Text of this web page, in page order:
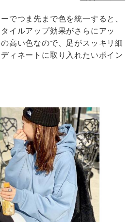
でつま先まで色を統一すると、
イルアップ効果がさらにアッ
高い色なので、足がスッキリ細
ィネートに取り入れたいポイン